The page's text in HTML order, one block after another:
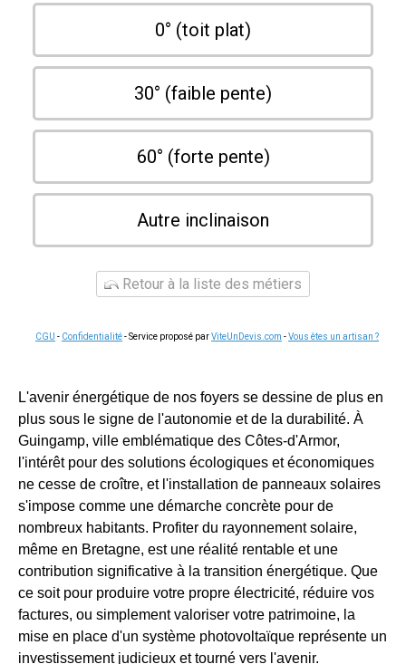
0° (toit plat)
30° (faible pente)
60° (forte pente)
Autre inclinaison
Retour à la liste des métiers
CGU - Confidentialité- Service proposé parViteUnDevis.com -Vous êtes un artisan ?
L'avenir énergétique de nos foyers se dessine de plus en
plus sous le signe de l'autonomie et de la durabilité. À
Guingamp, ville emblématique des Côtes-d'Armor,
l'intérêt pour des solutions écologiques et économiques
ne cesse de croître, et l'installation de panneaux solaires
s'impose comme une démarche concrète pour de
nombreux habitants. Profiter du rayonnement solaire,
même en Bretagne, est une réalité rentable et une
contribution significative à la transition énergétique. Que
ce soit pour produire votre propre électricité, réduire vos
factures, ou simplement valoriser votre patrimoine, la
mise en place d'un système photovoltaïque représente un
investissement judicieux et tourné vers l'avenir.